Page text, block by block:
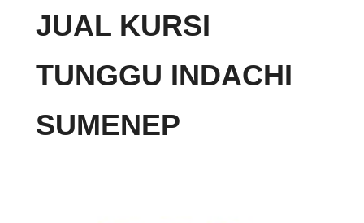
JUAL KURSI
TUNGGU INDACHI
SUMENEP